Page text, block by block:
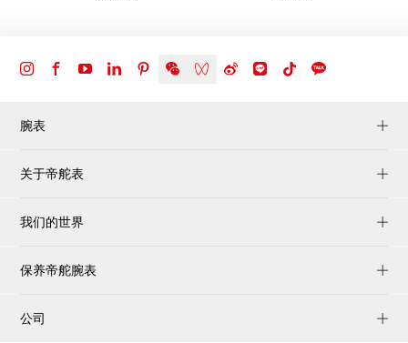
腕表
关于帝舵表
我们的世界
保养帝舵腕表
公司